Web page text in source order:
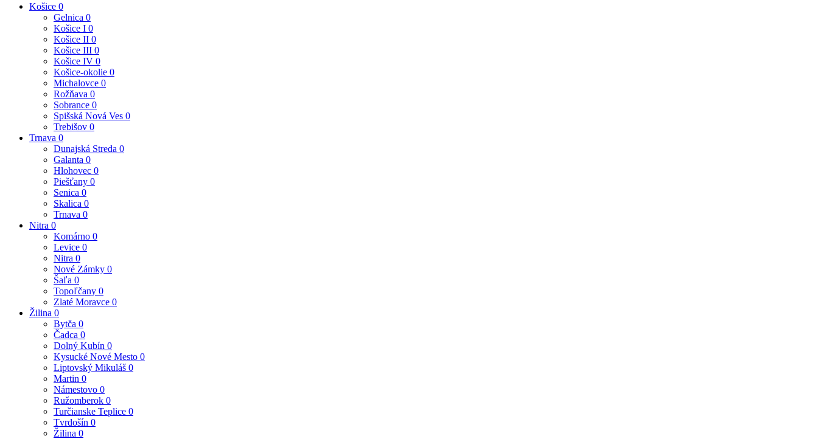
Košice 0
Gelnica 0
Košice I 0
Košice II 0
Košice III 0
Košice IV 0
Košice-okolie 0
Michalovce 0
Rožňava 0
Sobrance 0
Spišská Nová Ves 0
Trebišov 0
Trnava 0
Dunajská Streda 0
Galanta 0
Hlohovec 0
Piešťany 0
Senica 0
Skalica 0
Trnava 0
Nitra 0
Komárno 0
Levice 0
Nitra 0
Nové Zámky 0
Šaľa 0
Topoľčany 0
Zlaté Moravce 0
Žilina 0
Bytča 0
Čadca 0
Dolný Kubín 0
Kysucké Nové Mesto 0
Liptovský Mikuláš 0
Martin 0
Námestovo 0
Ružomberok 0
Turčianske Teplice 0
Tvrdošín 0
Žilina 0